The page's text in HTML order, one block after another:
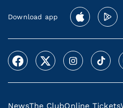
Download app
NewsThe ClubOnline Tickets